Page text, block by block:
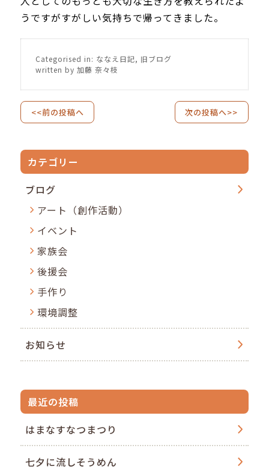
うですがすがしい気持ちで帰ってきました。
Categorised in: ななえ日記, 旧ブログ
written by 加藤 奈々枝
<<前の投稿へ 次の投稿へ>>
カテゴリー
ブログ
アート（創作活動）
イベント
家族会
後援会
手作り
環境調整
お知らせ
最近の投稿
はまなすなつまつり
七夕に流しそうめん